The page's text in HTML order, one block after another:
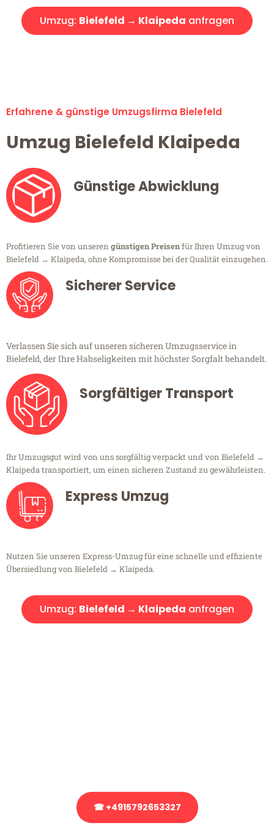
Umzug: Bielefeld → Klaipeda anfragen
Erfahrene & günstige Umzugsfirma Bielefeld
Umzug Bielefeld Klaipeda
Günstige Abwicklung
Profitieren Sie von unseren günstigen Preisenfür Ihren Umzug von
Bielefeld → Klaipeda, ohne Kompromisse bei der Qualität einzugehen.
Sicherer Service
Verlassen Sie sich auf unseren sicheren Umzugsservice in
Bielefeld, der Ihre Habseligkeiten mit höchster Sorgfalt behandelt.
Sorgfältiger Transport
Ihr Umzugsgut wird von uns sorgfältig verpackt und von Bielefeld →
Klaipeda transportiert, um einen sicheren Zustand zu gewährleisten.
Express Umzug
Nutzen Sie unseren Express-Umzug für eine schnelle und effiziente
Übersiedlung von Bielefeld → Klaipeda.
Umzug: Bielefeld → Klaipeda anfragen
☎ +4915792653327